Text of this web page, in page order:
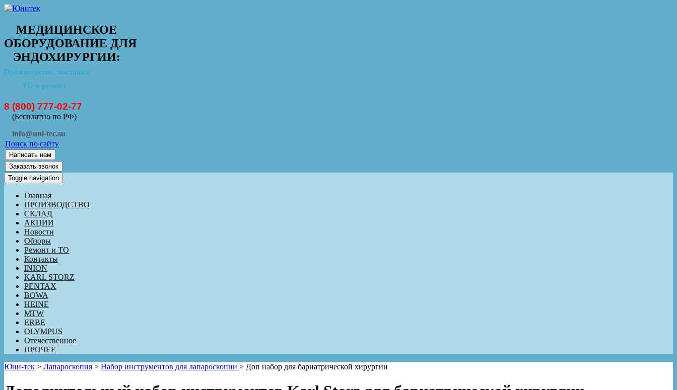
МЕДИЦИНСКОЕ
ОБОРУДОВАНИЕ ДЛЯ
ЭНДОХИРУРГИИ:
Производство, поставка,
ТО и ремонт
8 (800) 777-02-77
(Бесплатно по РФ)
info@uni-tec.su
Поиск по сайту
Написать нам
Заказать звонок
Toggle navigation
Главная
ПРОИЗВОДСТВО
СКЛАД
АКЦИИ
Новости
Обзоры
Ремонт и ТО
Контакты
INION
KARL STORZ
PENTAX
BOWA
HEINE
MTW
ERBE
OLYMPUS
Отечественное
ПРОЧЕЕ
Юни-тек > Лапароскопия > Набор инструментов для лапароскопии > Доп набор для бариатрической хирургии